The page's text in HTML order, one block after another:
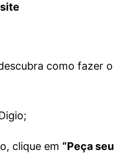
como fazer o
clique em “Peça seu